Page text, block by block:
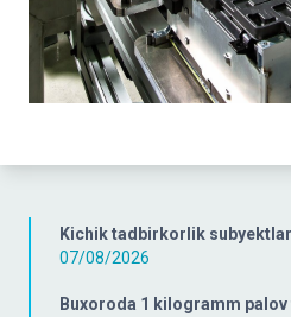
Kichik tadbirkorlik
07/08/2026
Buxoroda 1 kilogramm